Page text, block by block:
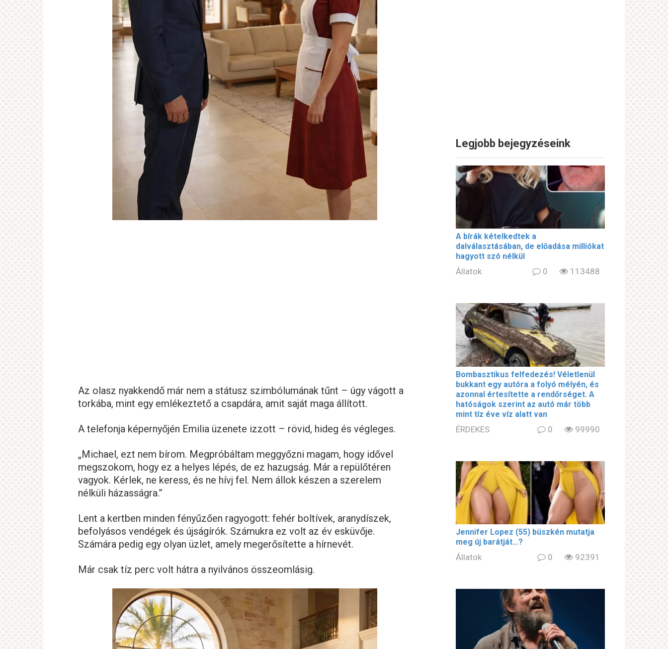
Az olasz nyakkendő már nem a státusz szimbólumának tűnt – úgy vágott a
torkába, mint egy emlékeztető a csapdára, amit saját maga állított.
A telefonja képernyőjén Emilia üzenete izzott – rövid, hideg és végleges.
„Michael, ezt nem bírom. Megpróbáltam meggyőzni magam, hogy idővel
megszokom, hogy ez a helyes lépés, de ez hazugság. Már a repülőtéren
vagyok. Kérlek, ne keress, és ne hívj fel. Nem állok készen a szerelem
nélküli házasságra.”
Lent a kertben minden fényűzően ragyogott: fehér boltívek, aranydíszek,
befolyásos vendégek és újságírók. Számukra ez volt az év esküvője.
Számára pedig egy olyan üzlet, amely megerősítette a hírnevét.
Már csak tíz perc volt hátra a nyilvános összeomlásig.
Legjobb bejegyzéseink
A bírák kételkedtek a
dalválasztásában, de előadása milliókat
hagyott szó nélkül
Állatok 0 113488
Bombasztikus felfedezés! Véletlenül
bukkant egy autóra a folyó mélyén, és
azonnal értesítette a rendőrséget. A
hatóságok szerint az autó már több
mint tíz éve víz alatt van
ÉRDEKES 0 99990
Jennifer Lopez (55) büszkén mutatja
meg új barátját…?
Állatok 0 92391